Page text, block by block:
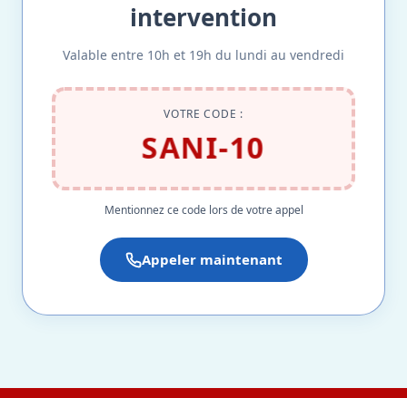
intervention
Valable entre 10h et 19h du lundi au vendredi
VOTRE CODE :
SANI-10
Mentionnez ce code lors de votre appel
Appeler maintenant